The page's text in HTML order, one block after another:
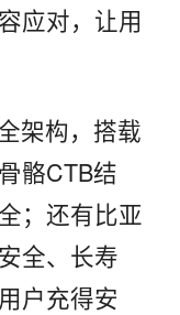
应对，让用
架构，搭载
骼CTB结
；还有比亚
全、长寿
户充得安